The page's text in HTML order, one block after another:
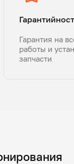
Гарантия на
работы и
запчасти